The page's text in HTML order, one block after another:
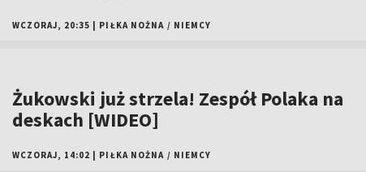
WCZORAJ, 20:35 PIŁKA NOŻNA / NIEMCY
Żukowski już strzela! Zespół Polaka na
deskach [WIDEO]
WCZORAJ, 14:02 PIŁKA NOŻNA / NIEMCY